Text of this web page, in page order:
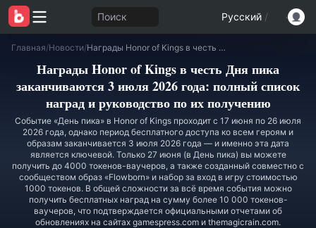
Поиск Русский /
Главная/Новости/ Награды Honor of Kings в честь Дня пика заканчиваются 3 июля 2026 года: полный список наград и руководство по их получению
Награды Honor of Kings в честь Дня пика
заканчиваются 3 июля 2026 года: полный список
наград и руководство по их получению
Событие «День пика» в Honor of Kings проходит с 17 июня по 26 июля
2026 года, однако период бесплатного доступа ко всем героям и
образам заканчивается 3 июля 2026 года — и именно эта дата
является ключевой. Только 27 июня (в День пика) вы можете
получить до 4000 токенов-ваучеров, а также созданный совместно с
сообществом образ «Flowborn» и набор за вход в игру стоимостью
1000 токенов. В общей сложности за всё время события можно
получить бесплатных наград на сумму более 10 000 токенов-
ваучеров, что подтверждается официальными отчетами об
обновлениях на сайтах gamespress.com и themagicrain.com.